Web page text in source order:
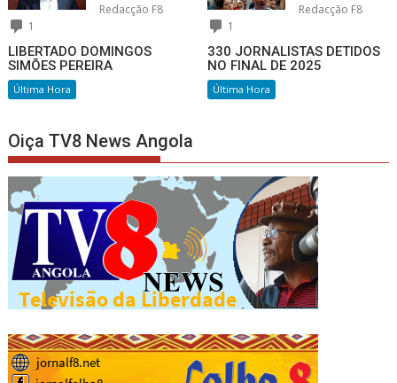
Redacção F8
1
LIBERTADO DOMINGOS
SIMÕES PEREIRA
Última Hora
Redacção F8
1
330 JORNALISTAS DETIDOS
NO FINAL DE 2025
Última Hora
Oiça TV8 News Angola